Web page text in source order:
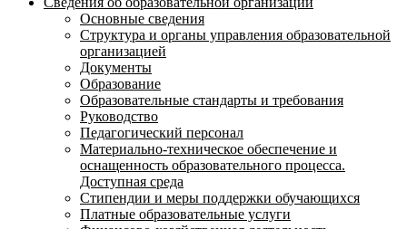
Основные сведения
Структура и органы управления образовательной
организацией
Документы
Образование
Образовательные стандарты и требования
Руководство
Педагогический персонал
Материально-техническое обеспечение и
оснащенность образовательного процесса.
Доступная среда
Стипендии и меры поддержки обучающихся
Платные образовательные услуги